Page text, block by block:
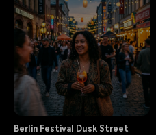
Berlin Festival Dusk Street